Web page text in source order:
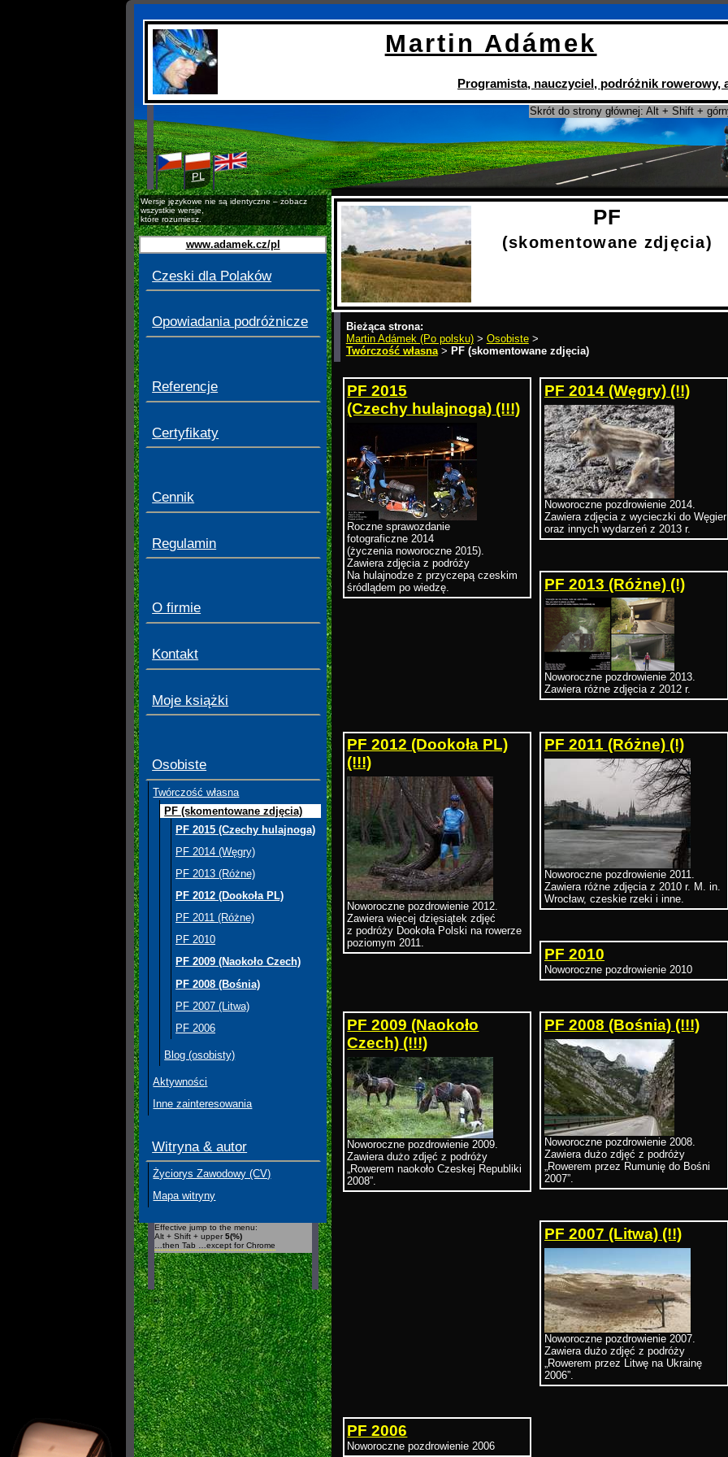
Martin Adámek
Programista, nauczyciel, podróżnik rowerowy,
Skrót do strony głównej: Alt + Shift +
CS PL EN
Wersje językowe nie są identyczne – zobacz
wszystkie wersje,
które rozumiesz.
www.adamek.cz/pl
Czeski dla Polaków
Opowiadania podróżnicze
Referencje
Certyfikaty
Cennik
Regulamin
O firmie
Kontakt
Moje książki
Osobiste
Twórczość własna
PF (skomentowane zdjęcia)
PF 2015 (Czechy hulajnoga)
PF 2014 (Węgry)
PF 2013 (Różne)
PF 2012 (Dookoła PL)
PF 2011 (Różne)
PF 2010
PF 2009 (Naokoło Czech)
PF 2008 (Bośnia)
PF 2007 (Litwa)
PF 2006
Blog (osobisty)
Aktywności
Inne zainteresowania
Witryna & autor
Życiorys Zawodowy (CV)
Mapa witryny
Effective jump to the menu:
Alt + Shift + upper5(%)
…then Tab …except for Chrome
PF
(skomentowane zdjęcia)
Bieżąca strona:
Martin Adámek (Po polsku)> Osobiste>
Twórczość własna> PF (skomentowane zdjęcia)
PF 2015
(Czechy hulajnoga) (!!!)
Roczne sprawozdanie
fotograficzne 2014
(życzenia noworoczne 2015).
Zawiera zdjęcia z podróży
Na hulajnodze z przyczepą czeskim
śródlądem po wiedzę.
PF 2014 (Węgry) (!!)
Noworoczne pozdrowienie 2014.
Zawiera zdjęcia z wycieczki do Węgier
oraz innych wydarzeń z 2013 r.
PF 2013 (Różne) (!)
Noworoczne pozdrowienie 2013.
Zawiera różne zdjęcia z 2012 r.
PF 2012 (Dookoła PL)
(!!!)
Noworoczne pozdrowienie 2012.
Zawiera więcej dzięsiątek zdjęć
z podróży Dookoła Polski na rowerze
poziomym 2011.
PF 2011 (Różne) (!)
Noworoczne pozdrowienie 2011.
Zawiera różne zdjęcia z 2010 r. M. in.
Wrocław, czeskie rzeki i inne.
PF 2010
Noworoczne pozdrowienie 2010
PF 2009 (Naokoło
Czech) (!!!)
Noworoczne pozdrowienie 2009.
Zawiera dużo zdjęć z podróży
„Rowerem naokoło Czeskej Republiki
2008”.
PF 2008 (Bośnia) (!!!)
Noworoczne pozdrowienie 2008.
Zawiera dużo zdjęć z podróży
„Rowerem przez Rumunię do Bośni
2007”.
PF 2007 (Litwa) (!!)
Noworoczne pozdrowienie 2007.
Zawiera dużo zdjęć z podróży
„Rowerem przez Litwę na Ukrainę
2006”.
PF 2006
Noworoczne pozdrowienie 2006